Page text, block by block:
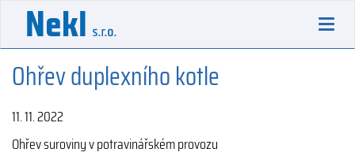
Ohřev duplexního kotle
11. 11. 2022
Ohřev suroviny v potravinářském provozu